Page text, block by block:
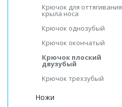
Крючок для оттягивания
крыла носа
Крючок однозубый
Крючок окончатый
Крючок плоский
двузубый
Крючок трехзубый
Ножи